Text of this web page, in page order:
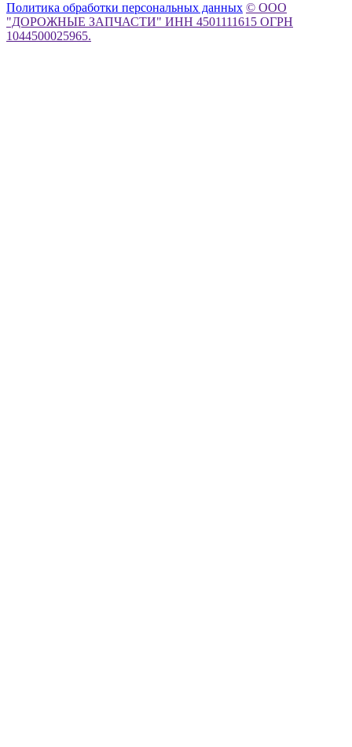
Политика обработки персональных данных © ООО
"ДОРОЖНЫЕ ЗАПЧАСТИ" ИНН 4501111615 ОГРН
1044500025965.